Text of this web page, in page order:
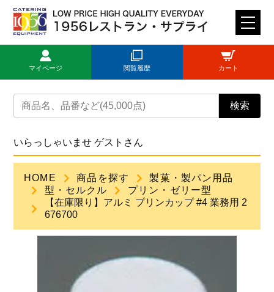
M
E
U
検索
マイページ 閲覧履歴 カート
トップページ
新規登録
商品一覧
ご利用ガイド
いらっしゃいませ ゲストさん
HOME 商品を探す
製菓・製パン用品
型・セルクル
プリン・ゼリー型
【在庫限り】アルミ プリンカップ #4 業務用 2
676700